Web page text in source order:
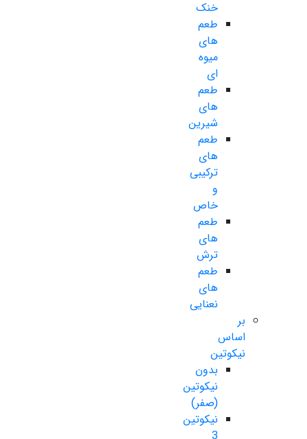
خنک
طعم
های
میوه
ای
طعم
های
شیرین
طعم
های
ترکیبی
و
خاص
طعم
های
ترش
طعم
های
نعنایی
بر
اساس
نیکوتین
بدون
نیکوتین
(صفر)
نیکوتین